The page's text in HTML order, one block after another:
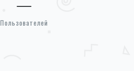
Пользователей